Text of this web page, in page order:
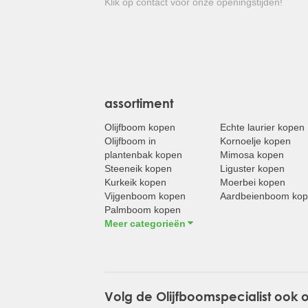
assortiment
Olijfboom kopen
Olijfboom in
plantenbak kopen
Steeneik kopen
Kurkeik kopen
Vijgenboom kopen
Palmboom kopen
Meer categorieën
Echte laurier kopen
Kornoelje kopen
Mimosa kopen
Liguster kopen
Moerbei kopen
Aardbeienboom
Volg de Olijfboomspecialist ook